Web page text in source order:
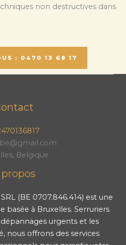
non destructives dans
: 0470 13 68 17
Belgique
(BE 0707.846.414) est une
basée à Bruxelles. Serruriers
dépannages urgents et les
nous offrons des services